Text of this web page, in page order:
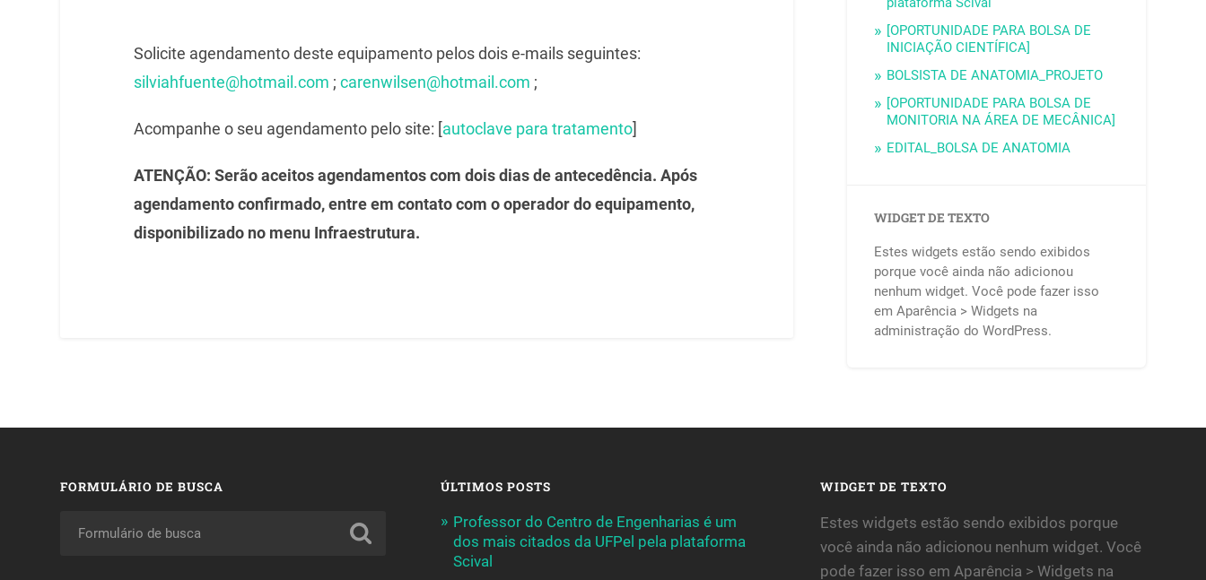
Solicite agendamento deste equipamento pelos dois e-mails seguintes:
silviahfuente@hotmail.com ; carenwilsen@hotmail.com ;
Acompanhe o seu agendamento pelo site: [autoclave para tratamento]
ATENÇÃO: Serão aceitos agendamentos com dois dias de antecedência. Após
agendamento confirmado, entre em contato com o operador do equipamento,
disponibilizado no menu Infraestrutura.
[OPORTUNIDADE PARA BOLSA DE
INICIAÇÃO CIENTÍFICA]
BOLSISTA DE ANATOMIA_PROJETO
[OPORTUNIDADE PARA BOLSA DE
MONITORIA NA ÁREA DE MECÂNICA]
EDITAL_BOLSA DE ANATOMIA
WIDGET DE TEXTO
Estes widgets estão sendo exibidos
porque você ainda não adicionou
nenhum widget. Você pode fazer isso
em Aparência > Widgets na
administração do WordPress.
FORMULÁRIO DE BUSCA ÚLTIMOS POSTS
Professor do Centro de Engenharias é um
dos mais citados da UFPel pela plataforma
Scival
WIDGET DE TEXTO
Estes widgets estão sendo exibidos porque
você ainda não adicionou nenhum widget. Você
pode fazer isso em Aparência > Widgets na